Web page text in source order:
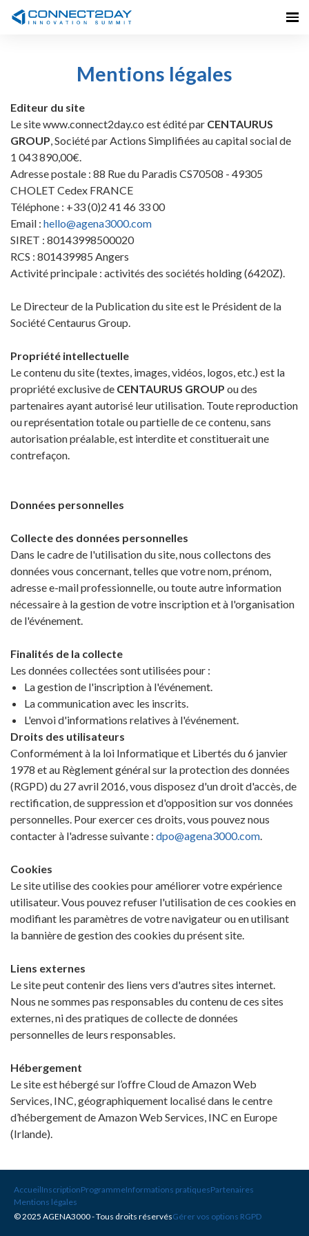
Mentions légales
Editeur du site
Le site www.connect2day.co est édité par CENTAURUS
GROUP, Société par Actions Simplifiées au capital social de
1 043 890,00€.
Adresse postale : 88 Rue du Paradis CS70508 - 49305
CHOLET Cedex FRANCE
Téléphone : +33 (0)2 41 46 33 00
Email : hello@agena3000.com
SIRET : 80143998500020
RCS : 801439985 Angers
Activité principale : activités des sociétés holding (6420Z).
Le Directeur de la Publication du site est le Président de la
Société Centaurus Group.
Propriété intellectuelle
Le contenu du site (textes, images, vidéos, logos, etc.) est la
propriété exclusive de CENTAURUS GROUP ou des
partenaires ayant autorisé leur utilisation. Toute reproduction
ou représentation totale ou partielle de ce contenu, sans
autorisation préalable, est interdite et constituerait une
contrefaçon.
Données personnelles
Collecte des données personnelles
Dans le cadre de l'utilisation du site, nous collectons des
données vous concernant, telles que votre nom, prénom,
adresse e-mail professionnelle, ou toute autre information
nécessaire à la gestion de votre inscription et à l'organisation
de l'événement.
Finalités de la collecte
Les données collectées sont utilisées pour :
La gestion de l'inscription à l'événement.
La communication avec les inscrits.
L'envoi d'informations relatives à l'événement.
Droits des utilisateurs
Conformément à la loi Informatique et Libertés du 6 janvier
1978 et au Règlement général sur la protection des données
(RGPD) du 27 avril 2016, vous disposez d'un droit d'accès, de
rectification, de suppression et d'opposition sur vos données
personnelles. Pour exercer ces droits, vous pouvez nous
contacter à l'adresse suivante : dpo@agena3000.com.
Cookies
Le site utilise des cookies pour améliorer votre expérience
utilisateur. Vous pouvez refuser l'utilisation de ces cookies en
modifiant les paramètres de votre navigateur ou en utilisant
la bannière de gestion des cookies du présent site.
Liens externes
Le site peut contenir des liens vers d'autres sites internet.
Nous ne sommes pas responsables du contenu de ces sites
externes, ni des pratiques de collecte de données
personnelles de leurs responsables.
Hébergement
Le site est hébergé sur l’offre Cloud de Amazon Web
Services, INC, géographiquement localisé dans le centre
d’hébergement de Amazon Web Services, INC en Europe
(Irlande).
AccueilInscriptionProgrammeInformations pratiquesPartenaires
Mentions légales
© 2025 AGENA3000 - Tous droits réservésGérer vos options RGPD